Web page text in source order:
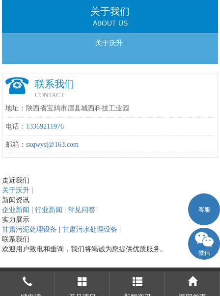
关于我们
ABOUT US
关于沃升
联系我们
CONTACT
地址：陕西省宝鸡市眉县城西科技工业园
电话： 13369211976
邮箱：sxqwysj@163.com
走近我们
关于沃升
新闻资讯
企业新闻
|行业新闻 |常见问答
实力展示
甘肃污泥处理设备 |甘肃污水处理设备
联系我们
欢迎用户致电和垂询，我们将竭诚为您提供优质服务。
客服
微信